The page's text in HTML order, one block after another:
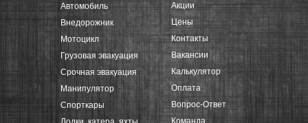
Автомобиль
Внедорожник
Мотоцикл
Грузовая эвакуация
Срочная эвакуация
Манипулятор
Спорткары
Акции
Цены
Контакты
Вакансии
Калькулятор
Оплата
Вопрос-Ответ